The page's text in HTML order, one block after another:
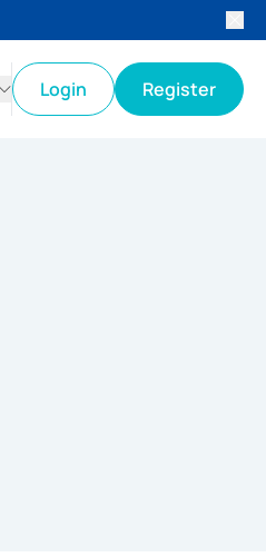
Login Register